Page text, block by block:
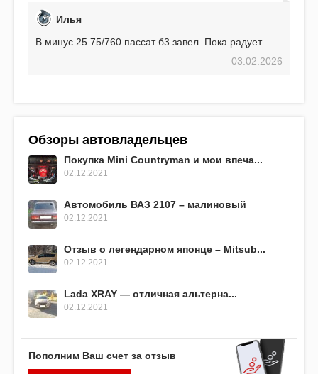
Илья
В минус 25 75/760 пассат б3 завел. Пока радует.
03.02.2026
Обзоры автовладельцев
Покупка Mini Countryman и мои впеча...
02.12.2021
Автомобиль ВАЗ 2107 – малиновый
02.12.2021
Отзыв о легендарном японце – Mitsub...
02.12.2021
Lada XRAY — отличная альтерна...
02.12.2021
Пополним Ваш счет за отзыв